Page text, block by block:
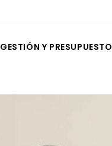
GESTIÓN Y PRESUPUESTO